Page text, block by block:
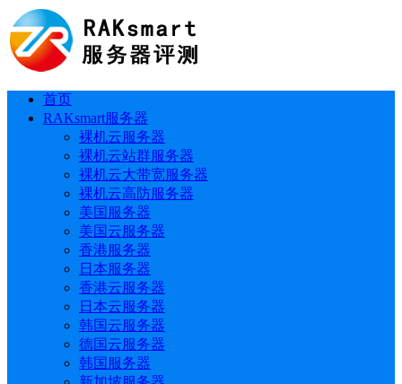
首页
RAKsmart服务器
裸机云服务器
裸机云站群服务器
裸机云大带宽服务器
裸机云高防服务器
美国服务器
美国云服务器
香港服务器
日本服务器
香港云服务器
日本云服务器
韩国云服务器
德国云服务器
韩国服务器